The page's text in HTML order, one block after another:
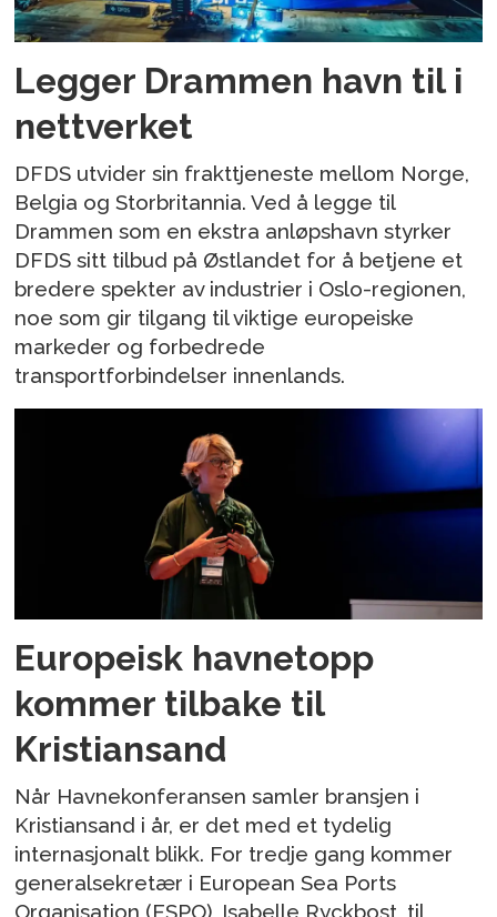
Legger Drammen havn til i
nettverket
DFDS utvider sin frakttjeneste mellom Norge,
Belgia og Storbritannia. Ved å legge til
Drammen som en ekstra anløpshavn styrker
DFDS sitt tilbud på Østlandet for å betjene et
bredere spekter av industrier i Oslo-regionen,
noe som gir tilgang til viktige europeiske
markeder og forbedrede
transportforbindelser innenlands.
Europeisk havnetopp
kommer tilbake til
Kristiansand
Når Havnekonferansen samler bransjen i
Kristiansand i år, er det med et tydelig
internasjonalt blikk. For tredje gang kommer
generalsekretær i European Sea Ports
Organisation (ESPO), Isabelle Ryckbost, til